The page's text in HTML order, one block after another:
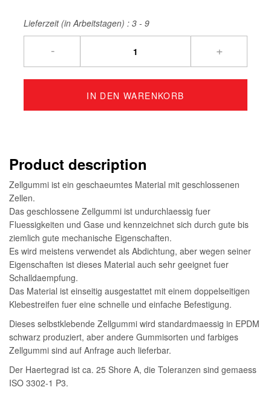
Lieferzeit (in Arbeitstagen) : 3 - 9
- +
IN DEN WARENKORB
Product description
Zellgummi ist ein geschaeumtes Material mit geschlossenen
Zellen.
Das geschlossene Zellgummi ist undurchlaessig fuer
Fluessigkeiten und Gase und kennzeichnet sich durch gute bis
ziemlich gute mechanische Eigenschaften.
Es wird meistens verwendet als Abdichtung, aber wegen seiner
Eigenschaften ist dieses Material auch sehr geeignet fuer
Schalldaempfung.
Das Material ist einseitig ausgestattet mit einem doppelseitigen
Klebestreifen fuer eine schnelle und einfache Befestigung.
Dieses selbstklebende Zellgummi wird standardmaessig in EPDM
schwarz produziert, aber andere Gummisorten und farbiges
Zellgummi sind auf Anfrage auch lieferbar.
Der Haertegrad ist ca. 25 Shore A, die Toleranzen sind gemaess
ISO 3302-1 P3.